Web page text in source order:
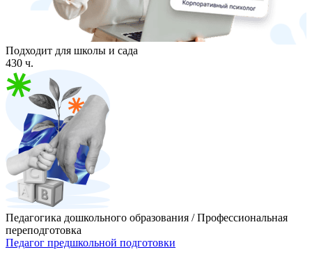
Подходит для школы и сада
430 ч.
Педагогика дошкольного образования / Профессиональная
переподготовка
Педагог предшкольной подготовки